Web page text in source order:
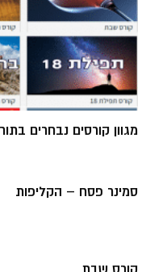
מגוון קורסים נבחרים
סמינר פסח – הקליפות